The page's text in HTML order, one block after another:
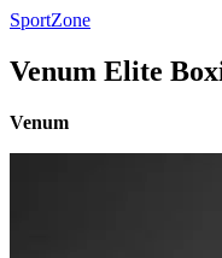
SportZone
Venum Elite
Venum